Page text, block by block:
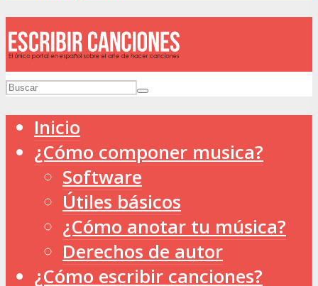
Inicio
¿Cómo componer musica?
Software
Útiles básicos
¿Cómo anotar tu música?
Derechos de autor
¿Cómo escribir canciones?